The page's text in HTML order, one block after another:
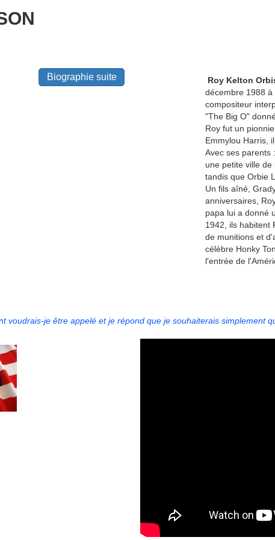
Biographie suite Roy Kelton
décembre 1988
compositeur
"The Big O"
Roy fut un
Emmylou Harris,
Avec ses parents
une petite ville de
tandis que Orbie
Un fils aîné,
anniversaires,
papa lui a donné
1942, ils habitent
de munitions et
célèbre Honky
l'entrée de
voudrais-je être appelé et je répond que je souhaiterais simplement